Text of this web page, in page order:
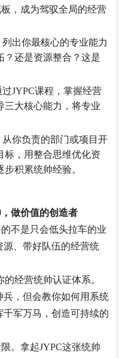
，成为驾驭全局的经营
列出你最核心的专业能力
？还是资源整合？这是
过JYPC课程，掌握经营
三大核心能力，将专业
从你负责的部门或项目开
标，用整合思维优化资
积累统帅经验。
做价值的创造者
不是只会低头拉车的业
、带好队伍的经营统
经营统帅认证体系。
，但会教你如何用系统
军万马，创造可持续的
。拿起JYPC这张统帅